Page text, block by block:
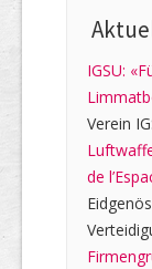
IGSU:
Verein
de